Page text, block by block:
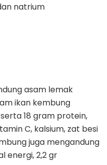
natrium
asam lemak
ikan kembung
18 gram protein,
C, kalsium, zat besi
juga mengandung
energi, 2,2 gr